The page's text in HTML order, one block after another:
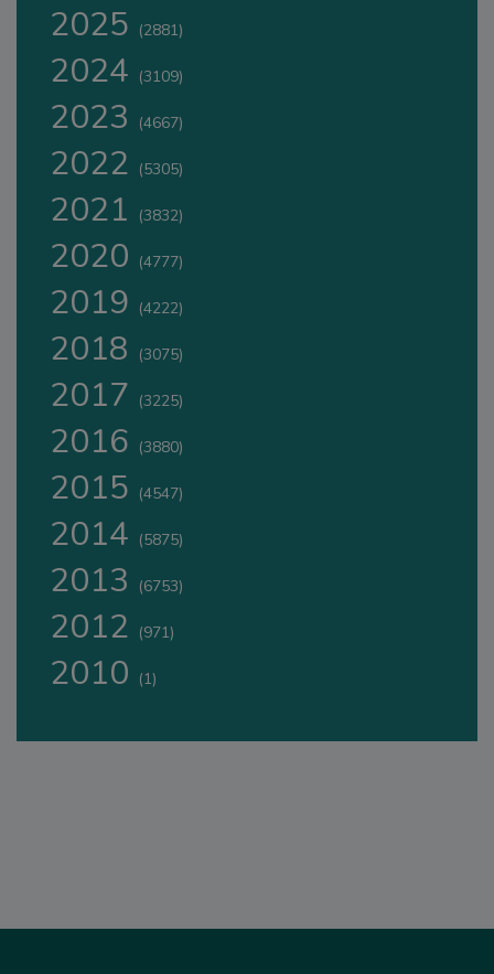
2025 (2881)
2024 (3109)
2023 (4667)
2022 (5305)
2021 (3832)
2020 (4777)
2019 (4222)
2018 (3075)
2017 (3225)
2016 (3880)
2015 (4547)
2014 (5875)
2013 (6753)
2012 (971)
2010 (1)